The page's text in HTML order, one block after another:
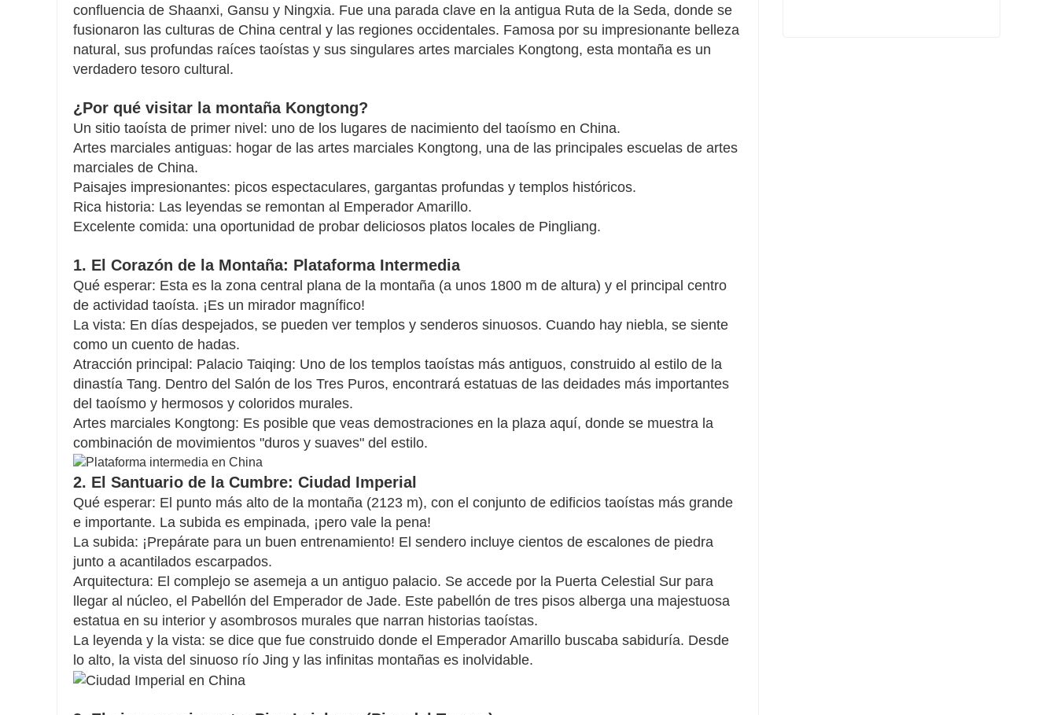
confluencia de Shaanxi, Gansu y Ningxia. Fue una parada clave en la antigua Ruta de la Seda, donde se
fusionaron las culturas de China central y las regiones occidentales. Famosa por su impresionante belleza
natural, sus profundas raíces taoístas y sus singulares artes marciales Kongtong, esta montaña es un
verdadero tesoro cultural.
¿Por qué visitar la montaña Kongtong?
Un sitio taoísta de primer nivel: uno de los lugares de nacimiento del taoísmo en China.
Artes marciales antiguas: hogar de las artes marciales Kongtong, una de las principales escuelas de artes
marciales de China.
Paisajes impresionantes: picos espectaculares, gargantas profundas y templos históricos.
Rica historia: Las leyendas se remontan al Emperador Amarillo.
Excelente comida: una oportunidad de probar deliciosos platos locales de Pingliang.
1. El Corazón de la Montaña: Plataforma Intermedia
Qué esperar: Esta es la zona central plana de la montaña (a unos 1800 m de altura) y el principal centro
de actividad taoísta. ¡Es un mirador magnífico!
La vista: En días despejados, se pueden ver templos y senderos sinuosos. Cuando hay niebla, se siente
como un cuento de hadas.
Atracción principal: Palacio Taiqing: Uno de los templos taoístas más antiguos, construido al estilo de la
dinastía Tang. Dentro del Salón de los Tres Puros, encontrará estatuas de las deidades más importantes
del taoísmo y hermosos y coloridos murales.
Artes marciales Kongtong: Es posible que veas demostraciones en la plaza aquí, donde se muestra la
combinación de movimientos "duros y suaves" del estilo.
2. El Santuario de la Cumbre: Ciudad Imperial
Qué esperar: El punto más alto de la montaña (2123 m), con el conjunto de edificios taoístas más grande
e importante. La subida es empinada, ¡pero vale la pena!
La subida: ¡Prepárate para un buen entrenamiento! El sendero incluye cientos de escalones de piedra
junto a acantilados escarpados.
Arquitectura: El complejo se asemeja a un antiguo palacio. Se accede por la Puerta Celestial Sur para
llegar al núcleo, el Pabellón del Emperador de Jade. Este pabellón de tres pisos alberga una majestuosa
estatua en su interior y asombrosos murales que narran historias taoístas.
La leyenda y la vista: se dice que fue construido donde el Emperador Amarillo buscaba sabiduría. Desde
lo alto, la vista del sinuoso río Jing y las infinitas montañas es inolvidable.